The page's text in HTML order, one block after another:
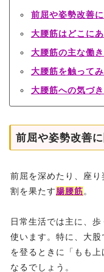
前屈や姿勢改善
大腰筋はどこに
大腰筋の主な働き
大腰筋を触って
大腰筋への気づき
前屈や姿勢改善
前屈を深めたり、座
割を果たす腸腰筋。
日常生活では主に、
使います。特に、大
を登るときに「もも
なるでしょう。